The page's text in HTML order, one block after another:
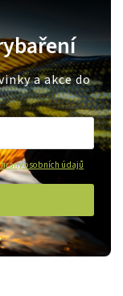
a akce do
osobních údajů